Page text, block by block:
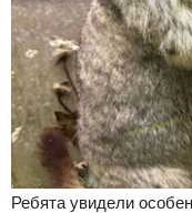
Ребята увидели